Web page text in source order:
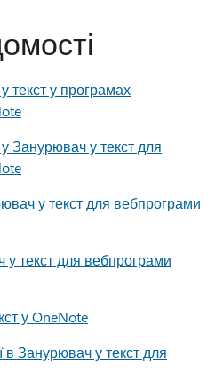
текст у програмах
Занурювач у текст для
у текст для вебпрограми
текст для вебпрограми
у OneNote
в Занурювач у текст для